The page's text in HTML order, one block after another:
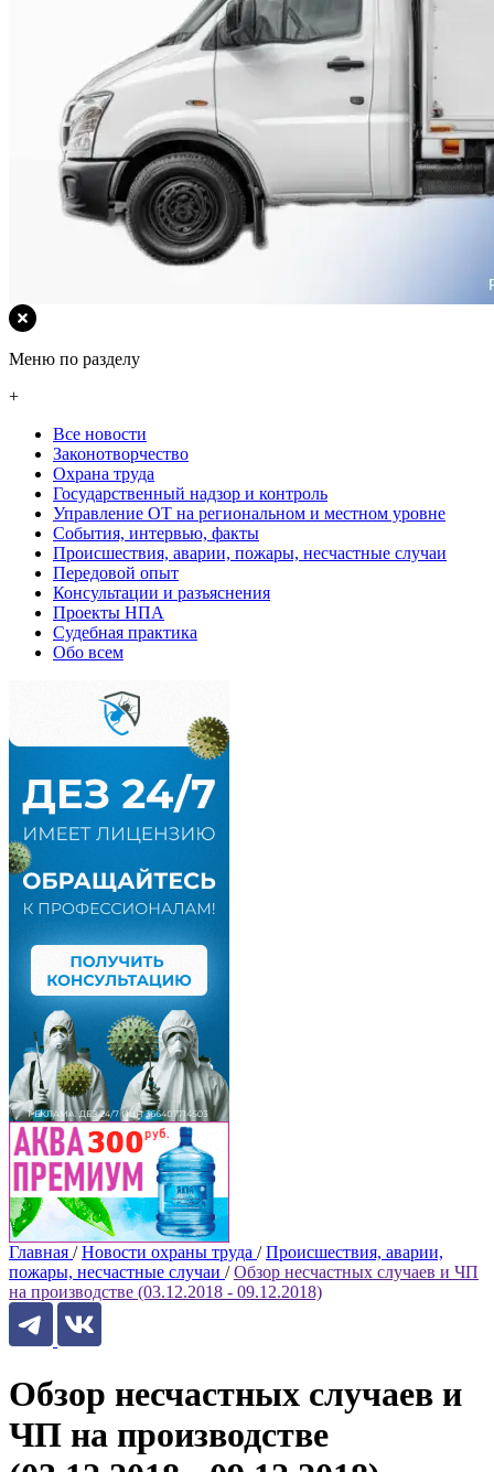
Меню по разделу
+
Все новости
Законотворчество
Охрана труда
Государственный надзор и контроль
Управление ОТ на региональном и местном уровне
События, интервью, факты
Происшествия, аварии, пожары, несчастные случаи
Передовой опыт
Консультации и разъяснения
Проекты НПА
Судебная практика
Обо всем
Главная / Новости охраны труда / Происшествия, аварии,
пожары, несчастные случаи / Обзор несчастных случаев и ЧП
на производстве (03.12.2018 - 09.12.2018)
Обзор несчастных случаев и
ЧП на производстве